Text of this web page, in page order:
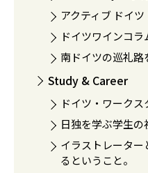
アクティブ ドイツ
ドイツワインコラ
南ドイツの巡礼路
Study & Career
ドイツ・ワーク
日独を学ぶ学生の
イラストレータ
るということ。